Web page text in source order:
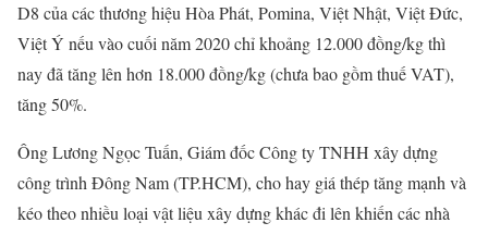
D8 của các thương hiệu Hòa Phát, Pomina, Việt Nhật, Việt Đức,
Việt Ý nếu vào cuối năm 2020 chỉ khoảng 12.000 đồng/kg thì
nay đã tăng lên hơn 18.000 đồng/kg (chưa bao gồm thuế VAT),
tăng 50%.
Ông Lương Ngọc Tuấn, Giám đốc Công ty TNHH xây dựng
công trình Đông Nam (TP.HCM), cho hay giá thép tăng mạnh và
kéo theo nhiều loại vật liệu xây dựng khác đi lên khiến các nhà